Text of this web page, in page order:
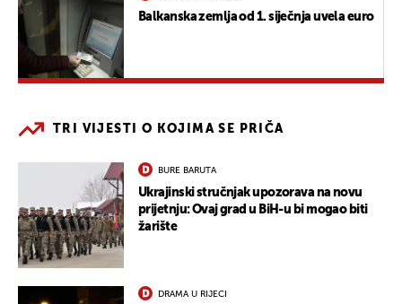
Balkanska zemlja od 1. siječnja uvela euro
TRI VIJESTI O KOJIMA SE PRIČA
BURE BARUTA
Ukrajinski stručnjak upozorava na novu
prijetnju: Ovaj grad u BiH-u bi mogao biti
žarište
DRAMA U RIJECI